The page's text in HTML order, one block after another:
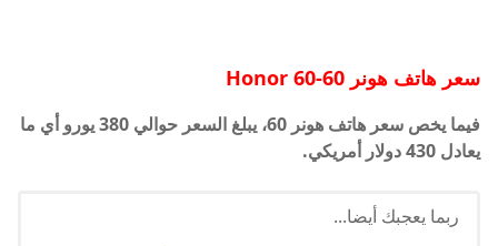
سعر هاتف هونر 60- Honor 60
فيما يخص سعر هاتف هونر 60، يبلغ السعر حوالي 380 يورو أي ما
يعادل 430 دولار أمريكي.
ربما يعجبك أيضا...